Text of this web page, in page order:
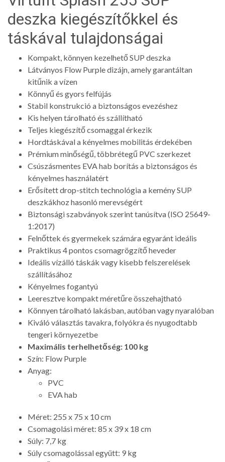
deszka kiegészítőkkel és
táskával tulajdonságai
Kompakt, könnyen kezelhető SUP deszka
Látványos Flow Purple dizájn, amely garantáltan
kitűnik a vízen
Könnyű és gyors felfújás
Stabil konstrukció a biztonságos evezéshez
Kis helyen tárolható és szállítható
Teljes kiegészítő csomaggal érkezik
Hordtáskával a kényelmes mobilitás érdekében
Prémium minőségű, többrétegű PVC szerkezet
Csúszásmentes EVA hab borítás a biztonságos és
kényelmes használatért
Erősített drop-stitch technológia a kemény SUP
deszkákhoz hasonló merevségért
Biztonsági szabványok szerint tanúsítva (ISO 25649-
1:2017)
Felnőttek és gyermekek számára egyaránt ideális
Praktikus 4 pontos csomagrögzítő heveder
Ideális vízálló táskák vagy kisebb felszerelések
szállításához
Kényelmes fogantyú
Leeresztve kompakt méretűre összehajtható
Könnyen tárolható lakásban, autóban vagy nyaralóban
Kiváló választás tavakra, folyókra és nyugodtabb
tengeri környezetbe
Maximális terhelhetőség: 100 kg
Szín: Flow Purple
Anyag:
PVC
EVA hab
Méret: 255 x 75 x 10 cm
Csomagolási méret: 85 x 39 x 18 cm
Súly: 7,7 kg
Súly csomagolással együtt: 9 kg